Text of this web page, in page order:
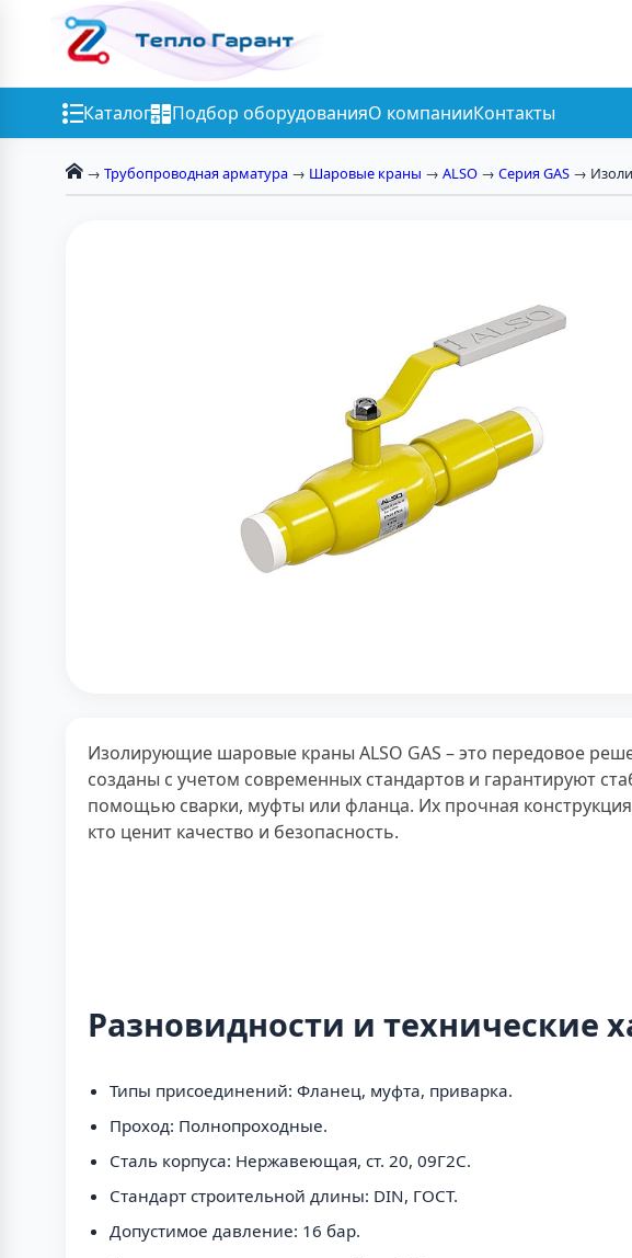
Каталог Подбор оборудованияО компанииКонтакты
→ Трубопроводная арматура → Шаровые краны → ALSO → Серия GAS →
Изолирующие шаровые краны ALSO GAS – это передовое
созданы с учетом современных стандартов и гарантируют
помощью сварки, муфты или фланца. Их прочная
кто ценит качество и безопасность.
Разновидности и технические
Типы присоединений: Фланец, муфта, приварка.
Проход: Полнопроходные.
Сталь корпуса: Нержавеющая, ст. 20, 09Г2С.
Стандарт строительной длины: DIN, ГОСТ.
Допустимое давление: 16 бар.